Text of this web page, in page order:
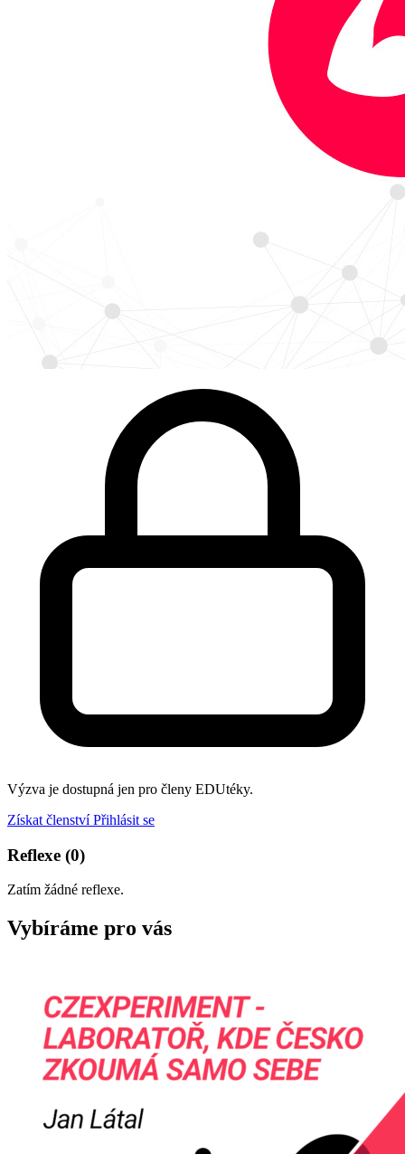
Výzva je dostupná jen pro členy EDUtéky.
Získat členstvíPřihlásit se
Reflexe (0)
Zatím žádné reflexe.
Vybíráme pro vás